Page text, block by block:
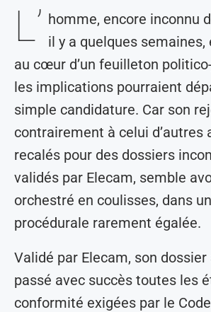
L’ homme, encore inconnu
il y a quelques
au cœur d’un feuilleton
les implications pourraient
simple candidature. Car son
contrairement à celui d’autres
recalés pour des dossiers
validés par Elecam, semble
orchestré en coulisses, dans
procédurale rarement égalée.
Validé par Elecam, son
passé avec succès toutes les
conformité exigées par le